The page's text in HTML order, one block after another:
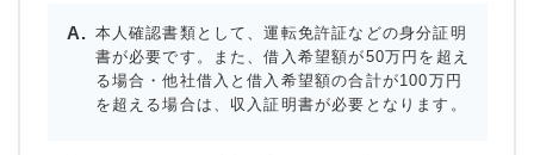
本人確認書類として、運転免許証などの身分証明
書が必要です。また、借入希望額が50万円を超え
る場合・他社借入と借入希望額の合計が100万円
を超える場合は、収入証明書が必要となります。